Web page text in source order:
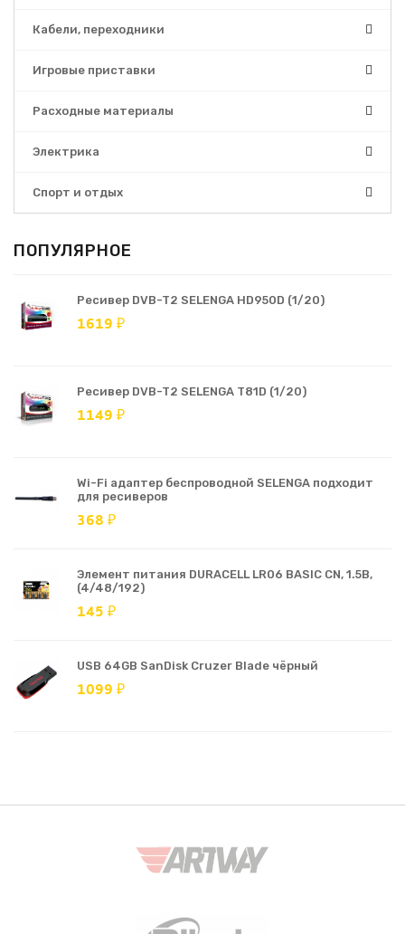
Кабели, переходники
Игровые приставки
Расходные материалы
Электрика
Спорт и отдых
ПОПУЛЯРНОЕ
Ресивер DVB-T2 SELENGA HD950D (1/20)
1619 ₽
Ресивер DVB-T2 SELENGA T81D (1/20)
1149 ₽
Wi-Fi адаптер беспроводной SELENGA подходит
для ресиверов
368 ₽
Элемент питания DURACELL LR06 BASIC CN, 1.5В,
(4/48/192)
145 ₽
USB 64GB SanDisk Cruzer Blade чёрный
1099 ₽